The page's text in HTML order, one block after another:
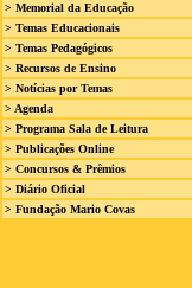
> Memorial da Educação
> Temas Educacionais
> Temas Pedagógicos
> Recursos de Ensino
> Notícias por Temas
> Agenda
> Programa Sala de Leitura
> Publicações Online
> Concursos & Prêmios
> Diário Oficial
> Fundação Mario Covas